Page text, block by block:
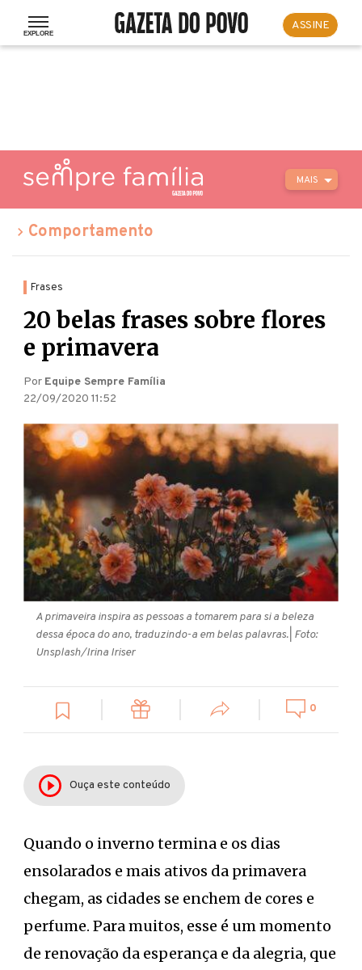
ASSINE
MAIS
Comportamento
Frases
20 belas frases sobre flores
e primavera
Por Equipe Sempre Família
22/09/2020 11:52
A primaveira inspira as pessoas a tomarem para si a beleza
dessa época do ano, traduzindo-a em belas palavras.| Foto:
Unsplash/Irina Iriser
0
Ouça este conteúdo
Quando o inverno termina e os dias
ensolarados e mais ativos da primavera
chegam, as cidades se enchem de cores e
perfume. Para muitos, esse é um momento
de renovação da esperança e da alegria, que